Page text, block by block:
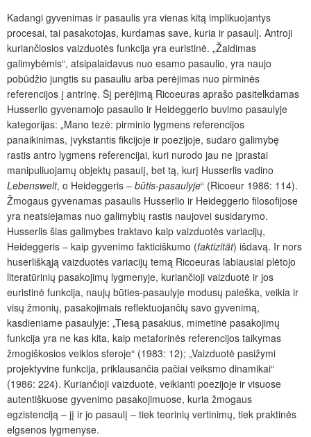
Kadangi gyvenimas ir pasaulis yra vienas kitą implikuojantys
procesai, tai pasakotojas, kurdamas save, kuria ir pasaulį. Antroji
kuriančiosios vaizduotės funkcija yra euristinė. „Žaidimas
galimybėmis“, atsipalaidavus nuo esamo pasaulio, yra naujo
pobūdžio jungtis su pasauliu arba perėjimas nuo pirminės
referencijos į antrinę. Šį perėjimą Ricoeuras aprašo pasitelkdamas
Husserlio gyvenamojo pasaulio ir Heideggerio buvimo pasaulyje
kategorijas: „Mano tezė: pirminio lygmens referencijos
panaikinimas, įvykstantis fikcijoje ir poezijoje, sudaro galimybę
rastis antro lygmens referencijai, kuri nurodo jau ne įprastai
manipuliuojamų objektų pasaulį, bet tą, kurį Husserlis vadino
Lebenswelt, o Heideggeris – būtis-pasaulyje“ (Ricoeur 1986: 114).
Žmogaus gyvenamas pasaulis Husserlio ir Heideggerio filosofijose
yra neatsiejamas nuo galimybių rastis naujovei susidarymo.
Husserlis šias galimybes traktavo kaip vaizduotės variacijų,
Heideggeris – kaip gyvenimo fakticiškumo (faktizität) išdavą. Ir nors
huserliškąją vaizduotės variacijų temą Ricoeuras labiausiai plėtojo
literatūrinių pasakojimų lygmenyje, kuriančioji vaizduotė ir jos
euristinė funkcija, naujų būties-pasaulyje modusų paieška, veikia ir
visų žmonių, pasakojimais reflektuojančių savo gyvenimą,
kasdieniame pasaulyje: „Tiesą pasakius, mimetinė pasakojimų
funkcija yra ne kas kita, kaip metaforinės referencijos taikymas
žmogiškosios veiklos sferoje“ (1983: 12); „Vaizduotė pasižymi
projektyvine funkcija, priklausančia pačiai veiksmo dinamikai“
(1986: 224). Kuriančioji vaizduotė, veikianti poezijoje ir visuose
autentiškuose gyvenimo pasakojimuose, kuria žmogaus
egzistenciją – jį ir jo pasaulį – tiek teorinių vertinimų, tiek praktinės
elgsenos lygmenyse.